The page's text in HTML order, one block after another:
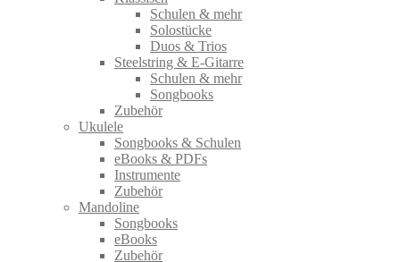
Schulen & mehr
Solostücke
Duos & Trios
Steelstring & E-Gitarre
Schulen & mehr
Songbooks
Zubehör
Ukulele
Songbooks & Schulen
eBooks & PDFs
Instrumente
Zubehör
Mandoline
Songbooks
eBooks
Zubehör